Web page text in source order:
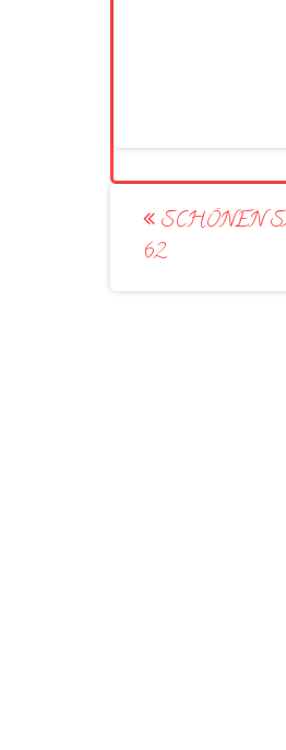
Post
navigation
SCHÖNEN
62